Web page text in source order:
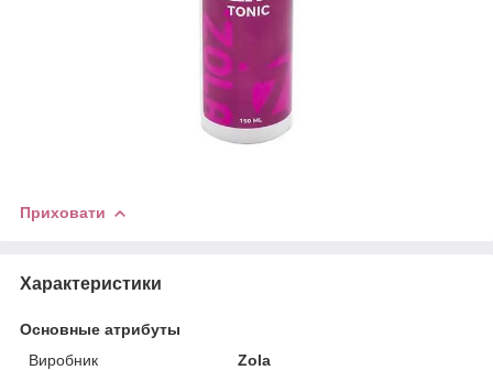
Приховати
Характеристики
Основные атрибуты
Виробник
Zola